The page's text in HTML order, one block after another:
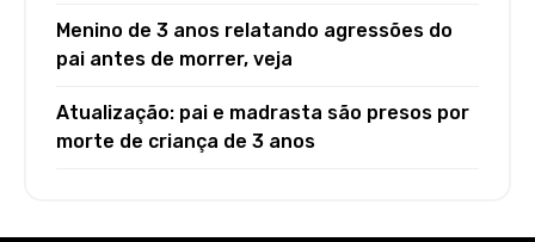
Menino de 3 anos relatando agressões do
pai antes de morrer, veja
Atualização: pai e madrasta são presos por
morte de criança de 3 anos